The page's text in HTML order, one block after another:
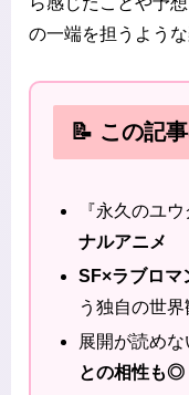
の一端を担うよう
📝 この記
『永久のユ
ナルアニメ
SF×ラブロマ
う独自の世界
展開が読め
との相性も◎